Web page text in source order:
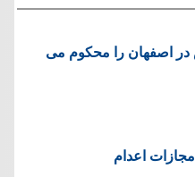
اصفهان را محکوم می
اعدام